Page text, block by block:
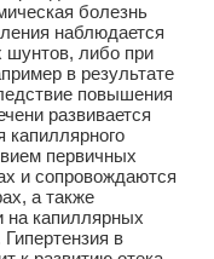
болезнь
наблюдается
шунтов, либо при
в результате
повышения
развивается
капиллярного
первичных
и сопровождаются
а также
на капиллярных
в